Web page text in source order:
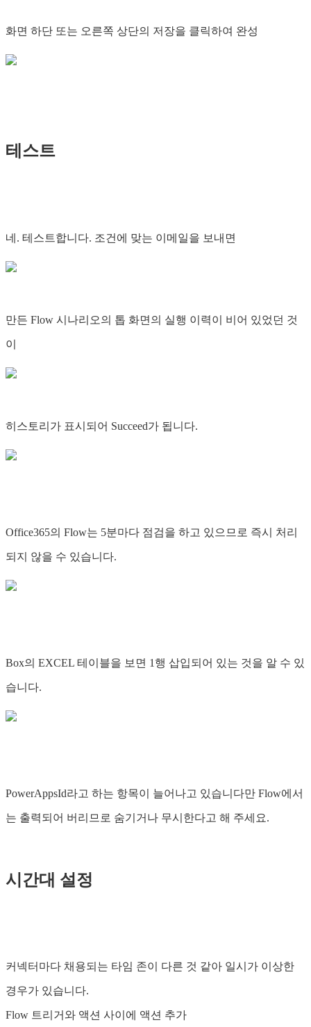
화면 하단 또는 오른쪽 상단의 저장을 클릭하여 완성
테스트
네. 테스트합니다. 조건에 맞는 이메일을 보내면
만든 Flow 시나리오의 톱 화면의 실행 이력이 비어 있었던 것
이
히스토리가 표시되어 Succeed가 됩니다.
Office365의 Flow는 5분마다 점검을 하고 있으므로 즉시 처리
되지 않을 수 있습니다.
Box의 EXCEL 테이블을 보면 1행 삽입되어 있는 것을 알 수 있
습니다.
PowerAppsId라고 하는 항목이 늘어나고 있습니다만 Flow에서
는 출력되어 버리므로 숨기거나 무시한다고 해 주세요.
시간대 설정
커넥터마다 채용되는 타임 존이 다른 것 같아 일시가 이상한
경우가 있습니다.
Flow 트리거와 액션 사이에 액션 추가